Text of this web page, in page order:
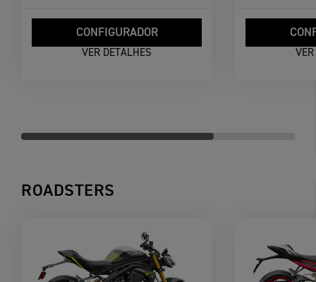
CONFIGURADOR
VER DETALHES
ROADSTERS